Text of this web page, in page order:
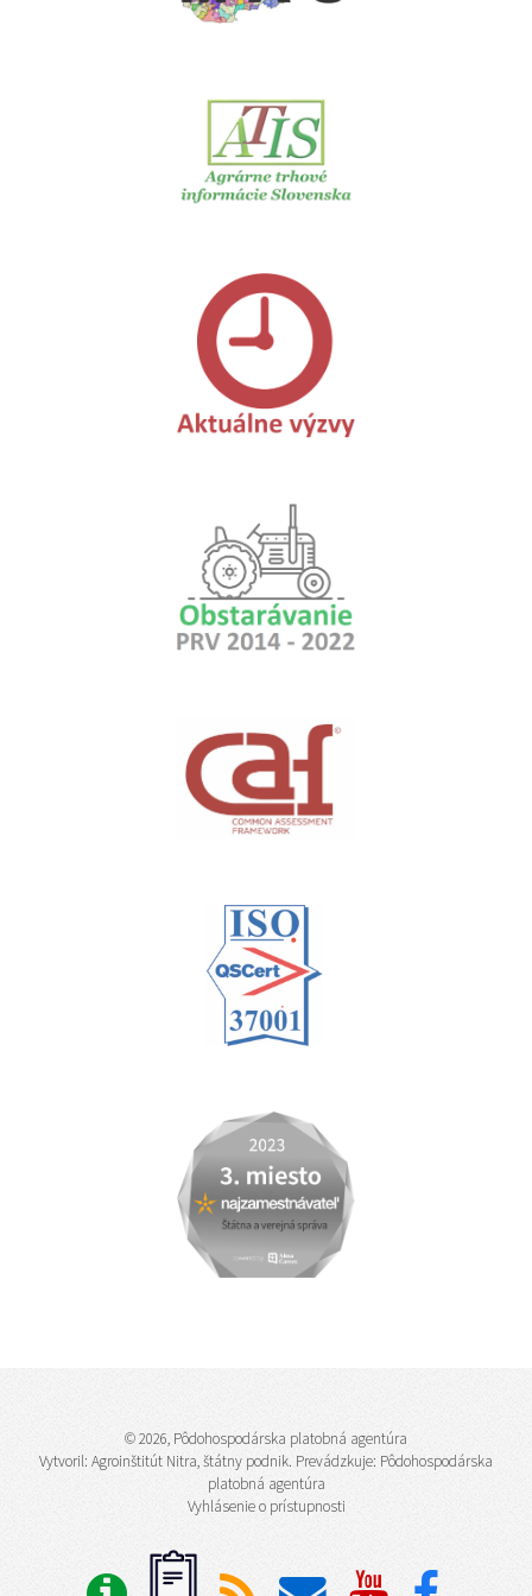
© 2026, Pôdohospodárska platobná agentúra
Vytvoril: Agroinštitút Nitra, štátny podnik. Prevádzkuje: Pôdohospodárska
platobná agentúra
Vyhlásenie o prístupnosti